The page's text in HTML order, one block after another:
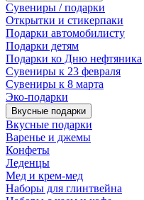
Сувениры / подарки
Открытки и стикерпаки
Подарки автомобилисту
Подарки детям
Подарки ко Дню нефтяника
Сувениры к 23 февраля
Сувениры к 8 марта
Эко-подарки
Вкусные подарки
Вкусные подарки
Варенье и джемы
Конфеты
Леденцы
Мед и крем-мед
Наборы для глинтвейна